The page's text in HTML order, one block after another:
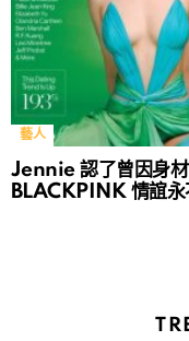
藝人
Jennie 認了曾因身材
BLACKPINK 情誼永